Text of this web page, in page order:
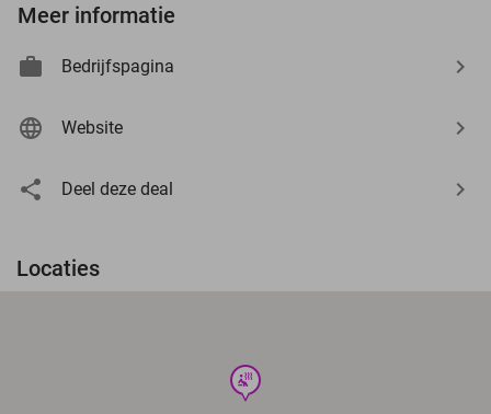
Meer informatie
Bedrijfspagina
Website
Deel deze deal
Locaties
wellness